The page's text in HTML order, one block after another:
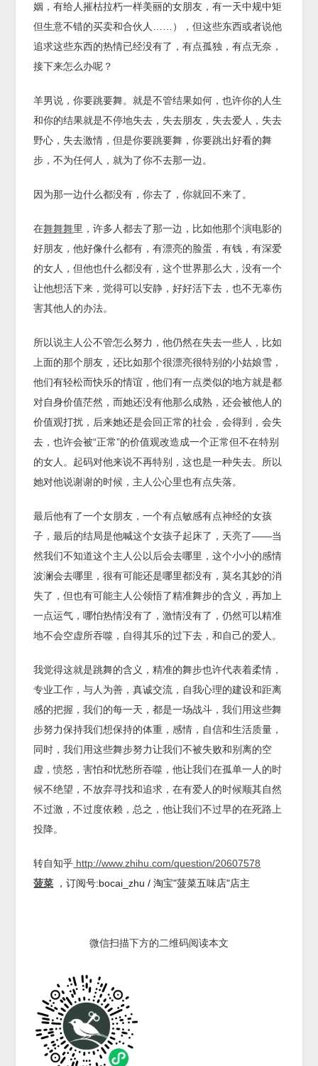
姻，有给人摧枯拉朽一样美丽的女朋友，有一天中规中矩
但生意不错的买卖和合伙人……），但这些东西或者说他
追求这些东西的热情已经没有了，有点孤独，有点无奈，
接下来怎么办呢？
羊男说，你要跳要舞。就是不管结果如何，也许你的人生
和你的结果就是不停地失去，失去朋友，失去爱人，失去
野心，失去激情，但是你要跳要舞，你要跳出好看的舞
步，不为任何人，就为了你不去那一边。
因为那一边什么都没有，你去了，你就回不来了。
在舞舞舞里，许多人都去了那一边，比如他那个演电影的
好朋友，他好像什么都有，有漂亮的脸蛋，有钱，有深爱
的女人，但他也什么都没有，这个世界那么大，没有一个
让他想活下来，觉得可以安静，好好活下去，也不无辜伤
害其他人的办法。
所以说主人公不管怎么努力，他仍然在失去一些人，比如
上面的那个朋友，还比如那个很漂亮很特别的小姑娘雪，
他们有轻松而快乐的情谊，他们有一点类似的地方就是都
对自身价值茫然，而她还没有他那么成熟，还会被他人的
价值观打扰，后来她还是会回正常的社会，会得到，会失
去，也许会被“正常”的价值观改造成一个正常但不在特别
的女人。起码对他来说不再特别，这也是一种失去。所以
她对他说谢谢的时候，主人公心里也有点失落。
最后他有了一个女朋友，一个有点敏感有点神经的女孩
子，最后的结局是他喊这个女孩子起床了，天亮了——当
然我们不知道这个主人公以后会去哪里，这个小小的感情
波澜会去哪里，很有可能还是哪里都没有，莫名其妙的消
失了，但也有可能主人公领悟了精准舞步的含义，再加上
一点运气，哪怕热情没有了，激情没有了，仍然可以精准
地不会空虚所吞噬，自得其乐的过下去，和自己的爱人。
我觉得这就是跳舞的含义，精准的舞步也许代表着柔情，
专业工作，与人为善，真诚交流，自我心理的建设和距离
感的把握，我们的每一天，都是一场战斗，我们用这些舞
步努力保持我们想保持的体重，感情，自信和生活质量，
同时，我们用这些舞步努力让我们不被失败和别离的空
虚，愤怒，害怕和忧愁所吞噬，他让我们在孤单一人的时
候不绝望，不放弃寻找和追求，在有爱人的时候顺其自然
不过激，不过度依赖，总之，他让我们不过早的在死路上
投降。
转自知乎 http://www.zhihu.com/question/20607578
菠菜
，订阅号:bocai_zhu / 淘宝"菠菜五味店"店主
微信扫描下方的二维码阅读本文